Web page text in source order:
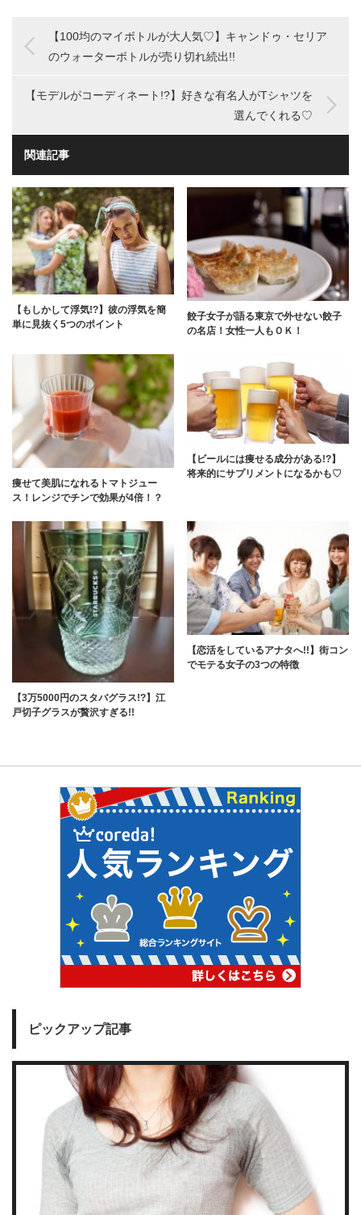
【100均のマイボトルが大人気♡】キャンドゥ・セリア
のウォーターボトルが売り切れ続出!!
【モデルがコーディネート!?】好きな有名人がTシャツを
選んでくれる♡
関連記事
【もしかして浮気!?】彼の浮気を簡
単に見抜く5つのポイント
餃子女子が語る東京で外せない餃子
の名店！女性一人もＯＫ！
痩せて美肌になれるトマトジュー
ス！レンジでチンで効果が4倍！？
【ビールには痩せる成分がある!?】
将来的にサプリメントになるかも♡
【3万5000円のスタバグラス!?】江
戸切子グラスが贅沢すぎる!!
【恋活をしているアナタへ!!】街コン
でモテる女子の3つの特徴
ピックアップ記事